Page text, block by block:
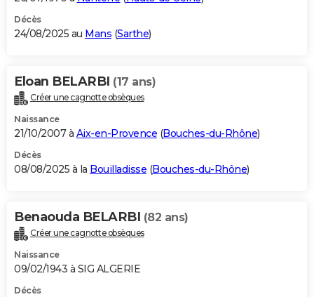
Décès
24/08/2025 au Mans (Sarthe)
Eloan BELARBI (17 ans)
Créer une cagnotte obsèques
Naissance
21/10/2007 à Aix-en-Provence (Bouches-du-Rhône)
Décès
08/08/2025 à la Bouilladisse (Bouches-du-Rhône)
Benaouda BELARBI (82 ans)
Créer une cagnotte obsèques
Naissance
09/02/1943 à SIG ALGERIE
Décès